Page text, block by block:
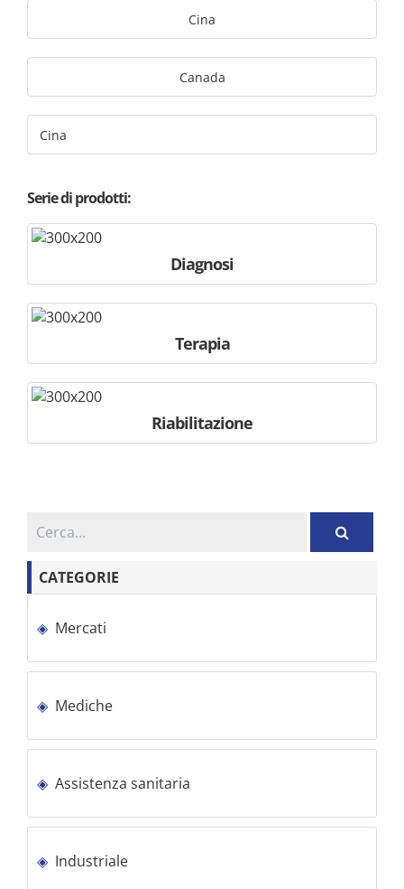
Cina
Canada
Cina
Serie di prodotti:
Diagnosi
Terapia
Riabilitazione
CATEGORIE
Mercati
Mediche
Assistenza sanitaria
Industriale